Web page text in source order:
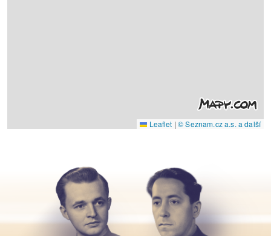
Leaflet | © Seznam.cz a.s. a další